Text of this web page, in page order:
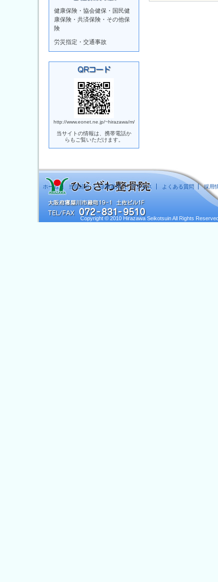
健康保険・協会健保・国民健
康保険・共済保険・その他保
険
労災指定・交通事故
http://www.eonet.ne.jp/~hirazawa/m/
当サイトの情報は、携帯電話か
らもご覧いただけます。
ホーム 当院紹介 診療案内 アクセス よくある質問 採用
Copyright © 2010 Hirazawa Seikotsuin All Rights